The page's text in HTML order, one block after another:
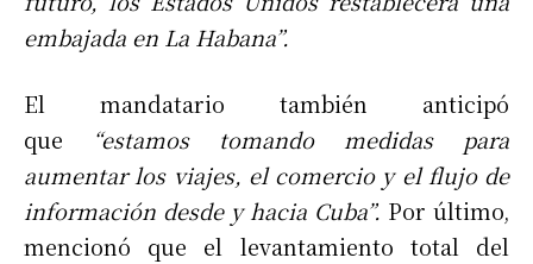
embajada en La Habana”.
El mandatario también anticipó
que
“estamos tomando medidas para
aumentar los viajes, el comercio y el flujo de
información desde y hacia Cuba”. Por último,
mencionó que el levantamiento total del